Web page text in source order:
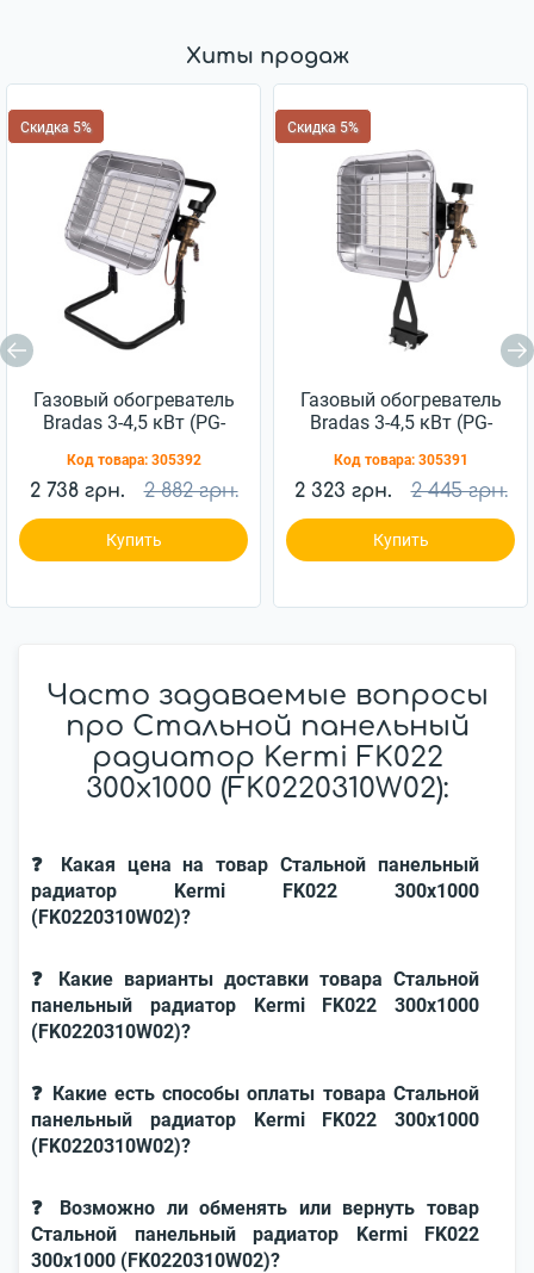
Хиты продаж
Скидка 5%
Газовый обогреватель
Bradas 3-4,5 кВт (PG-
Код товара: 305392
2 738 грн. 2 882 грн.
Купить
Скидка 5%
Газовый обогреватель
Bradas 3-4,5 кВт (PG-
Код товара: 305391
2 323 грн. 2 445 грн.
Купить
Часто задаваемые вопросы
про Стальной панельный
радиатор Kermi FK022
300x1000 (FK0220310W02):
❓ Какая цена на товар Стальной панельный
радиатор Kermi FK022 300x1000
(FK0220310W02)?
❓ Какие варианты доставки товара Стальной
панельный радиатор Kermi FK022 300x1000
(FK0220310W02)?
❓ Какие есть способы оплаты товара Стальной
панельный радиатор Kermi FK022 300x1000
(FK0220310W02)?
❓ Возможно ли обменять или вернуть товар
Стальной панельный радиатор Kermi FK022
300x1000 (FK0220310W02)?